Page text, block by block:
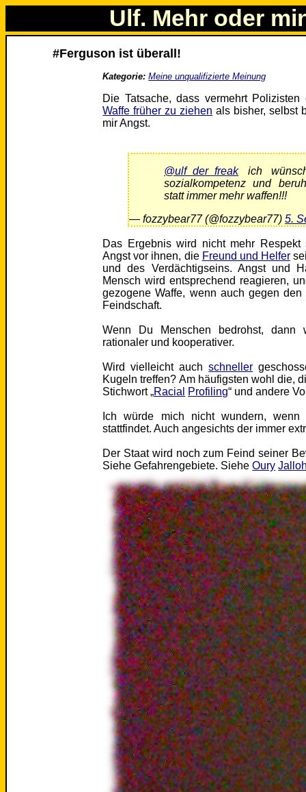
Ulf. Mehr oder
#Ferguson ist überall!
Kategorie: Meine unqualifizierte Meinung
Die Tatsache, dass vermehrt
Waffe früher zu ziehen als bisher, selbst
mir Angst.
@ulf_der_freakich
sozialkompetenz und
statt immer mehr waffen!!!
— fozzybear77 (@fozzybear77) 5.
Das Ergebnis wird nicht mehr
Angst vor ihnen, die Freund und Helfer
und des Verdächtigseins. Angst und
Mensch wird entsprechend reagieren,
gezogene Waffe, wenn auch gegen
Feindschaft.
Wenn Du Menschen bedrohst, dann
rationaler und kooperativer.
Wird vielleicht auchschneller
Kugeln treffen? Am häufigsten wohl die,
Stichwort „Racial Profiling“ und andere
Ich würde mich nicht wundern,
stattfindet. Auch angesichts der immer
Der Staat wird noch zum Feind seiner
Siehe Gefahrengebiete. SieheOury